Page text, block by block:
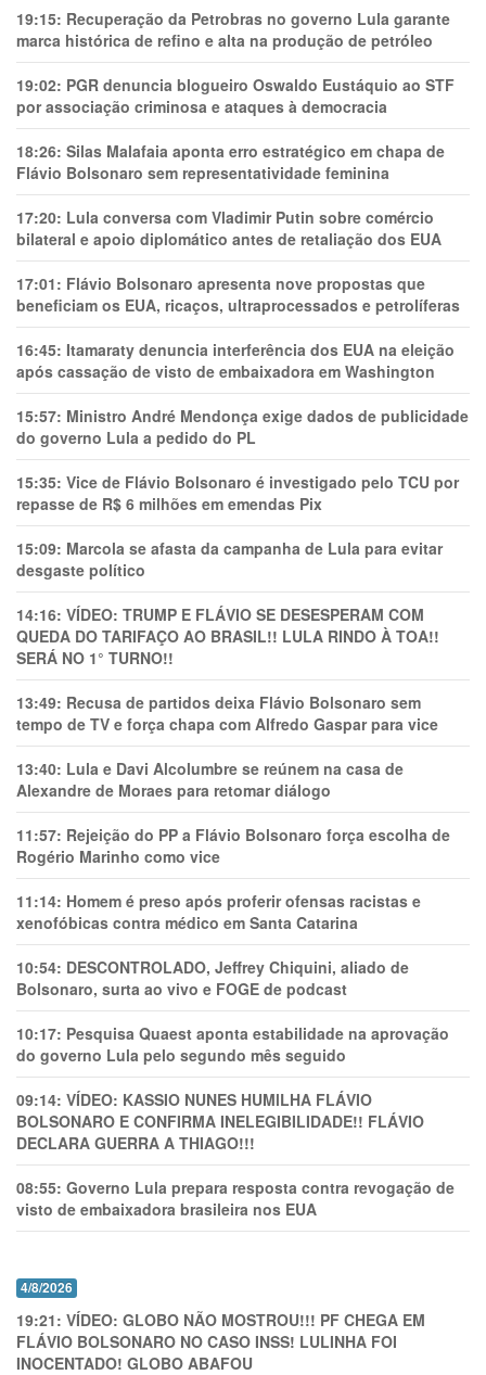
19:15: Recuperação da Petrobras no governo Lula garante
marca histórica de refino e alta na produção de petróleo
19:02: PGR denuncia blogueiro Oswaldo Eustáquio ao STF
por associação criminosa e ataques à democracia
18:26: Silas Malafaia aponta erro estratégico em chapa de
Flávio Bolsonaro sem representatividade feminina
17:20: Lula conversa com Vladimir Putin sobre comércio
bilateral e apoio diplomático antes de retaliação dos EUA
17:01: Flávio Bolsonaro apresenta nove propostas que
beneficiam os EUA, ricaços, ultraprocessados e petrolíferas
16:45: Itamaraty denuncia interferência dos EUA na eleição
após cassação de visto de embaixadora em Washington
15:57: Ministro André Mendonça exige dados de publicidade
do governo Lula a pedido do PL
15:35: Vice de Flávio Bolsonaro é investigado pelo TCU por
repasse de R$ 6 milhões em emendas Pix
15:09: Marcola se afasta da campanha de Lula para evitar
desgaste político
14:16: VÍDEO: TRUMP E FLÁVIO SE DESESPERAM COM
QUEDA DO TARIFAÇO AO BRASIL!! LULA RINDO À TOA!!
SERÁ NO 1° TURNO!!
13:49: Recusa de partidos deixa Flávio Bolsonaro sem
tempo de TV e força chapa com Alfredo Gaspar para vice
13:40: Lula e Davi Alcolumbre se reúnem na casa de
Alexandre de Moraes para retomar diálogo
11:57: Rejeição do PP a Flávio Bolsonaro força escolha de
Rogério Marinho como vice
11:14: Homem é preso após proferir ofensas racistas e
xenofóbicas contra médico em Santa Catarina
10:54: DESCONTROLADO, Jeffrey Chiquini, aliado de
Bolsonaro, surta ao vivo e FOGE de podcast
10:17: Pesquisa Quaest aponta estabilidade na aprovação
do governo Lula pelo segundo mês seguido
09:14: VÍDEO: KASSIO NUNES HUMlLHA FLÁVIO
BOLSONARO E CONFIRMA INELEGIBILIDADE!! FLÁVIO
DECLARA GUERRA A THIAGO!!!
08:55: Governo Lula prepara resposta contra revogação de
visto de embaixadora brasileira nos EUA
4/8/2026
19:21: VÍDEO: GLOBO NÃO MOSTROU!!! PF CHEGA EM
FLÁVIO BOLSONARO NO CASO INSS! LULINHA FOI
INOCENTADO! GLOBO ABAFOU